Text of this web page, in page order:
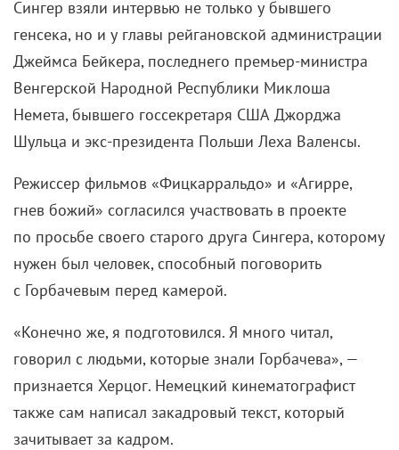
Сингер взяли интервью не только у бывшего
генсека, но и у главы рейгановской администрации
Джеймса Бейкера, последнего премьер-министра
Венгерской Народной Республики Миклоша
Немета, бывшего госсекретаря США Джорджа
Шульца и экс-президента Польши Леха Валенсы.
Режиссер фильмов «Фицкарральдо» и «Агирре,
гнев божий» согласился участвовать в проекте
по просьбе своего старого друга Сингера, которому
нужен был человек, способный поговорить
с Горбачевым перед камерой.
«Конечно же, я подготовился. Я много читал,
говорил с людьми, которые знали Горбачева», —
признается Херцог. Немецкий кинематографист
также сам написал закадровый текст, который
зачитывает за кадром.